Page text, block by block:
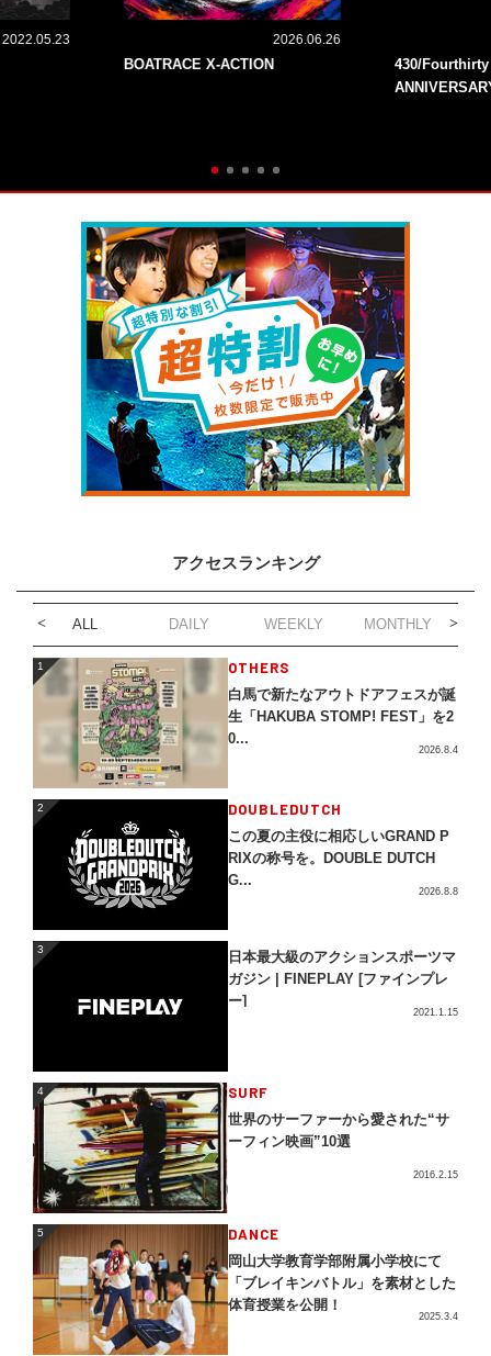
2022.05.23 2026.06.26
BOATRACE X-ACTION
430/
アクセスランキング
ALL DAILY WEEKLY MONTHLY
1 OTHERS
白馬で新たなアウトドアフェスが誕
生「HAKUBA STOMP! FEST」を2
0...
2026.8.4
2 DOUBLEDUTCH
この夏の主役に相応しいGRAND P
RIXの称号を。DOUBLE DUTCH
G...
2026.8.8
3
日本最大級のアクションスポーツマ
ガジン | FINEPLAY [ファインプレ
ー]
2021.1.15
4 SURF
世界のサーファーから愛された“サ
ーフィン映画”10選
2016.2.15
5 DANCE
岡山大学教育学部附属小学校にて
「ブレイキンバトル」を素材とした
体育授業を公開！
2025.3.4